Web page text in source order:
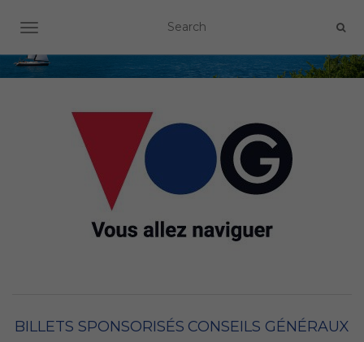
OUVRIR/FERMER LA NAVIGATION
BILLETS SPONSORISÉS CONSEILS GÉNÉRAUX